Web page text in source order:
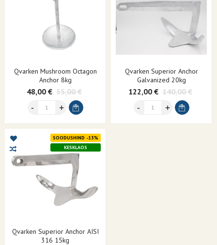
Qvarken Mushroom Octagon
Anchor 8kg
48,00 € 55,00 €
Qvarken Superior Anchor
Galvanized 20kg
122,00 € 140,00 €
SOODUSHIND -13%
KESKLAOS
Qvarken Superior Anchor AISI
316 15kg